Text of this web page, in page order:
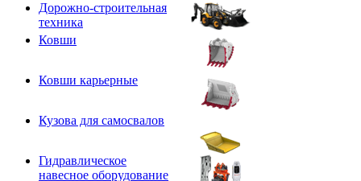
Дорожно-строительная
техника
Ковши
Ковши карьерные
Кузова для самосвалов
Гидравлическое
навесное оборудование